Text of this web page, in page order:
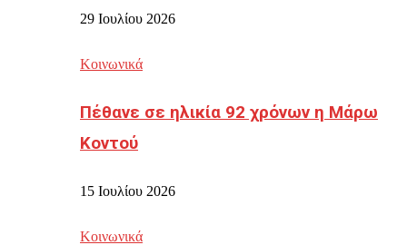
29 Ιουλίου 2026
Κοινωνικά
Πέθανε σε ηλικία 92 χρόνων η Μάρω
Κοντού
15 Ιουλίου 2026
Κοινωνικά